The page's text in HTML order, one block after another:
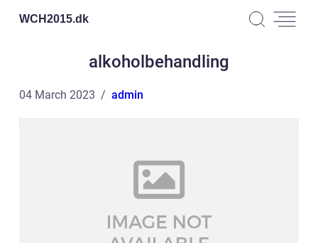
WCH2015.dk
alkoholbehandling
04 March 2023 admin